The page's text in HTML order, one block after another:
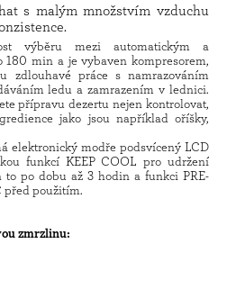
s malým množstvím vzduchu
výběru mezi automatickým a
min a je vybaven kompresorem,
zdlouhavé práce s namrazováním
ledu a zamrazením v lednici.
přípravu dezertu nejen kontrolovat,
jako jsou například oříšky,
elektronický modře podsvícený LCD
funkcí KEEP COOL pro udržení
to po dobu až 3 hodin a funkci PRE-
před použitím.
zmrzlinu: